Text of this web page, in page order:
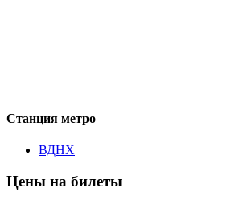
Станция метро
ВДНХ
Цены на билеты